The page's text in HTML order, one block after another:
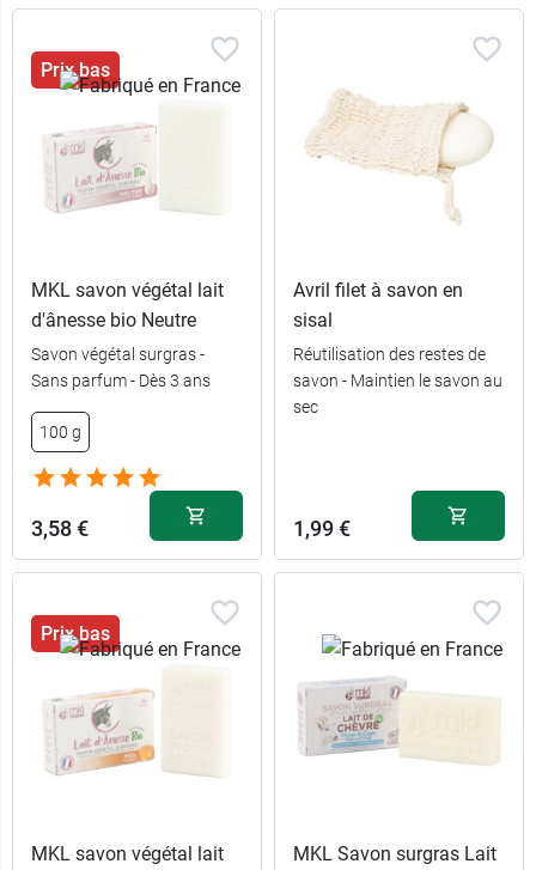
100 g
2 x 100 g 9,89 €
Prix bas
MKL savon végétal lait
d'ânesse bio Neutre
Savon végétal surgras -
Sans parfum - Dès 3 ans
100 g
3,58 €
Avril filet à savon en
sisal
Réutilisation des restes de
savon - Maintien le savon au
sec
1,99 €
Prix bas
MKL savon végétal lait
MKL Savon surgras Lait